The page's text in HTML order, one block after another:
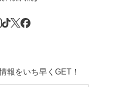
報をいち早くGET！